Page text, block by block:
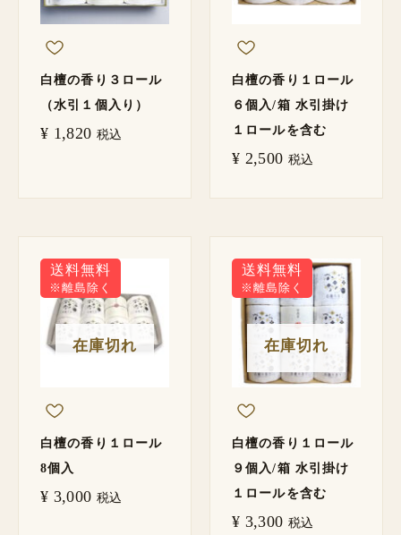
白檀の香り３ロール
（水引１個入り）
¥ 1,820 税込
白檀の香り１ロール
６個入/箱 水引掛け
１ロールを含む
¥ 2,500 税込
送料無料
※離島除く
在庫切れ
白檀の香り１ロール
8個入
¥ 3,000 税込
送料無料
※離島除く
在庫切れ
白檀の香り１ロール
９個入/箱 水引掛け
１ロールを含む
¥ 3,300 税込